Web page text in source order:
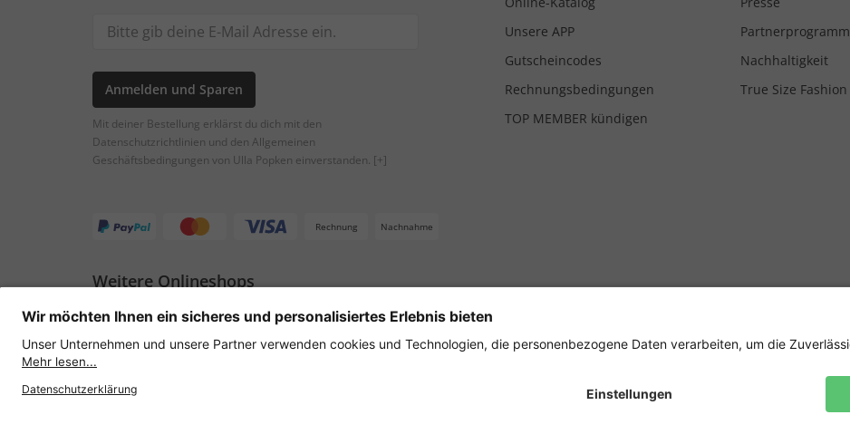
Anmelden und Sparen
Mit deiner Bestellung erklärst du dich mit den
Datenschutzrichtlinien und den Allgemeinen
Geschäftsbedingungen von Ulla Popken einverstanden. [+]
Unsere APP
Gutscheincodes
Rechnungsbedingungen
TOP MEMBER kündigen
Partnerprogramm
Nachhaltigkeit
True Size Fashion
Rechnung Nachnahme
Weitere Onlineshops
Österreich